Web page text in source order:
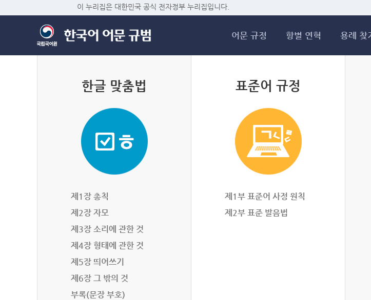
이 누리집은 대한민국 공식 전자정부 누리집입니다.
어문 규정 항별 연혁 용례 찾
한글 맞춤법
제1장 총칙
제2장 자모
제3장 소리에 관한 것
제4장 형태에 관한 것
제5장 띄어쓰기
제6장 그 밖의 것
부록(문장 부호)
표준어 규정
제1부 표준어 사정 원칙
제2부 표준 발음법